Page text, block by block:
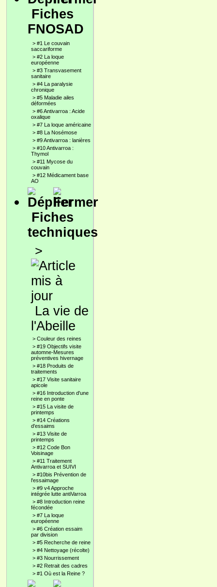
Fiches
FNOSAD
> #1 Le couvain
saccariforme
> #2 La loque
européenne
> #3 Transvasement
sanitaire
> #4 La paralysie
chronique
> #5 Maladie ailes
déformées
> #6 Antivarroa : Acide
oxalique
> #7 La loque américaine
> #8 La Nosémose
> #9 Antivarroa : lanières
> #10 Antivarroa :
Thymol
> #11 Mycose du
couvain
> #12 Médicament base
AO
Fiches
techniques
>
La vie de
l'Abeille
> Couleur des reines
> #19 Objectifs visite
automne-Mesures
préventives hivernage
> #18 Produits de
traitements
> #17 Visite sanitaire
apicole
> #16 Introduction d'une
reine en ponte
> #15 La visite de
printemps
> #14 Créations
d'essaims
> #13 Visite de
printemps
> #12 Code Bon
Voisinage
> #11 Traitement
Antivarroa et SUIVI
> #10bis Prévention de
l'essaimage
> #9 v4 Approche
intégrée lutte antiVarroa
> #8 Introduction reine
fécondée
> #7 La loque
européenne
> #6 Création essaim
par division
> #5 Recherche de reine
> #4 Nettoyage (récolte)
> #3 Nourrissement
> #2 Retrait des cadres
> #1 Où est la Reine ?